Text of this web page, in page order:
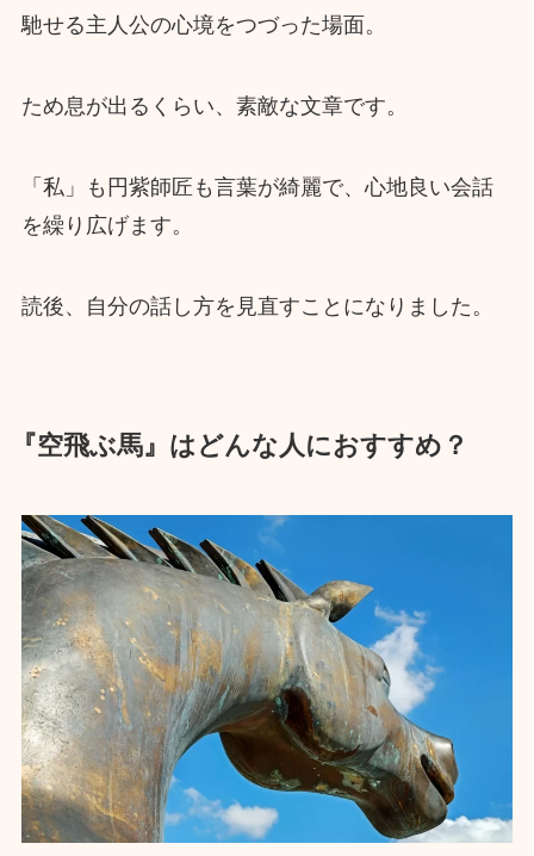
馳せる主人公の心境をつづった場面。
ため息が出るくらい、素敵な文章です。
「私」も円紫師匠も言葉が綺麗で、心地良い会話
を繰り広げます。
読後、自分の話し方を見直すことになりました。
『空飛ぶ馬』はどんな人におすすめ？